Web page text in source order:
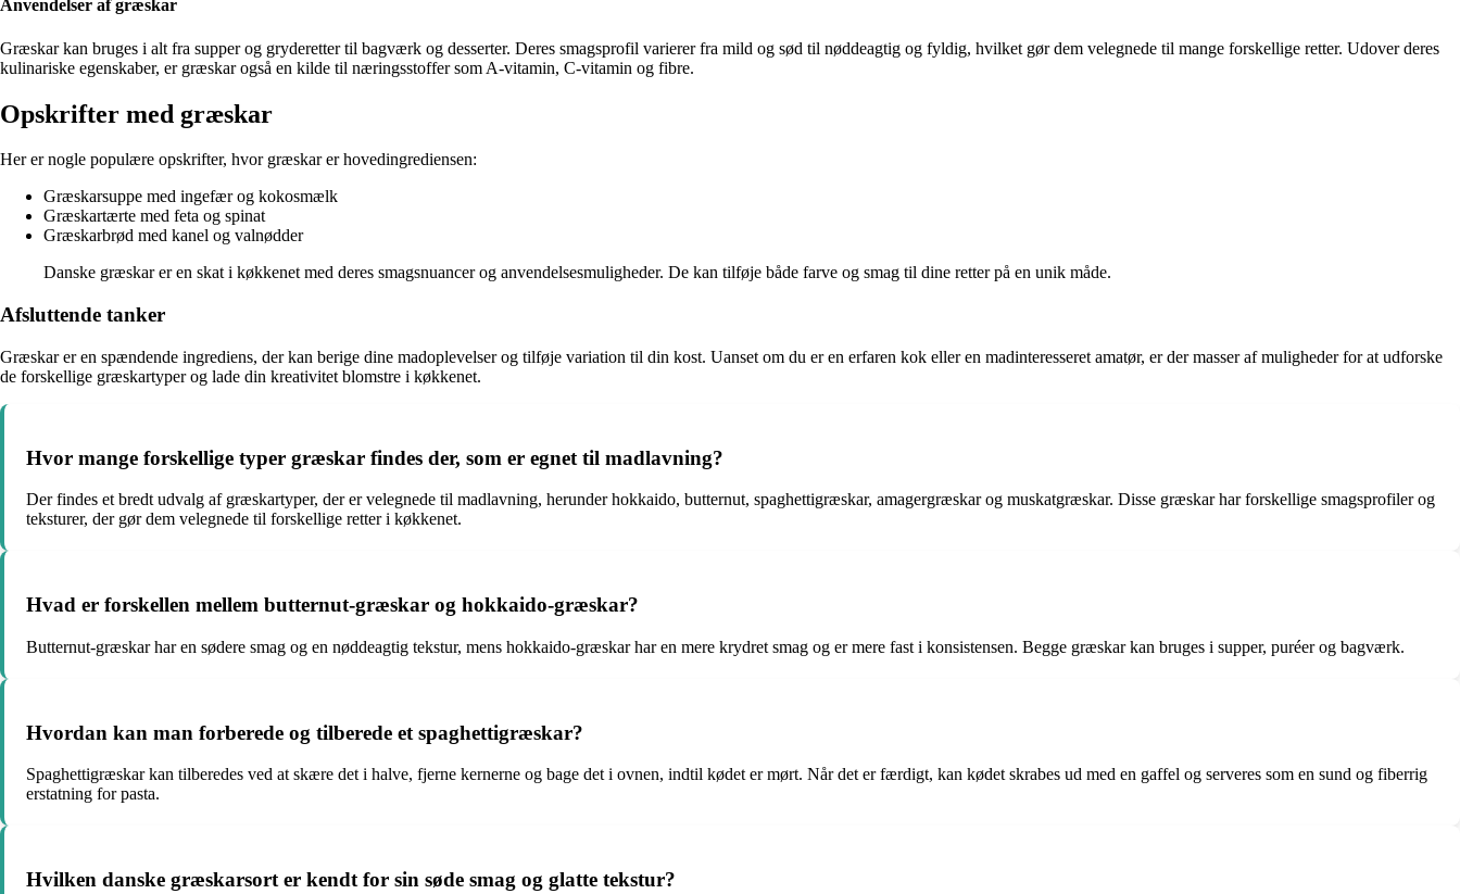
Anvendelser af græskar
Græskar kan bruges i alt fra supper og gryderetter til bagværk og desserter. Deres smagsprofil varierer fra mild og sød til nøddeagtig og fyldig, hvilket gør dem velegnede til mange forskellige retter. Udover deres
kulinariske egenskaber, er græskar også en kilde til næringsstoffer som A-vitamin, C-vitamin og fibre.
Opskrifter med græskar
Her er nogle populære opskrifter, hvor græskar er hovedingrediensen:
Græskarsuppe med ingefær og kokosmælk
Græskartærte med feta og spinat
Græskarbrød med kanel og valnødder
Danske græskar er en skat i køkkenet med deres smagsnuancer og anvendelsesmuligheder. De kan tilføje både farve og smag til dine retter på en unik måde.
Afsluttende tanker
Græskar er en spændende ingrediens, der kan berige dine madoplevelser og tilføje variation til din kost. Uanset om du er en erfaren kok eller en madinteresseret amatør, er der masser af muligheder for at udforske
de forskellige græskartyper og lade din kreativitet blomstre i køkkenet.
Hvor mange forskellige typer græskar findes der, som er egnet til madlavning?
Der findes et bredt udvalg af græskartyper, der er velegnede til madlavning, herunder hokkaido, butternut, spaghettigræskar, amagergræskar og muskatgræskar. Disse græskar har forskellige smagsprofiler og
teksturer, der gør dem velegnede til forskellige retter i køkkenet.
Hvad er forskellen mellem butternut-græskar og hokkaido-græskar?
Butternut-græskar har en sødere smag og en nøddeagtig tekstur, mens hokkaido-græskar har en mere krydret smag og er mere fast i konsistensen. Begge græskar kan bruges i supper, puréer og bagværk.
Hvordan kan man forberede og tilberede et spaghettigræskar?
Spaghettigræskar kan tilberedes ved at skære det i halve, fjerne kernerne og bage det i ovnen, indtil kødet er mørt. Når det er færdigt, kan kødet skrabes ud med en gaffel og serveres som en sund og fiberrig
erstatning for pasta.
Hvilken danske græskarsort er kendt for sin søde smag og glatte tekstur?